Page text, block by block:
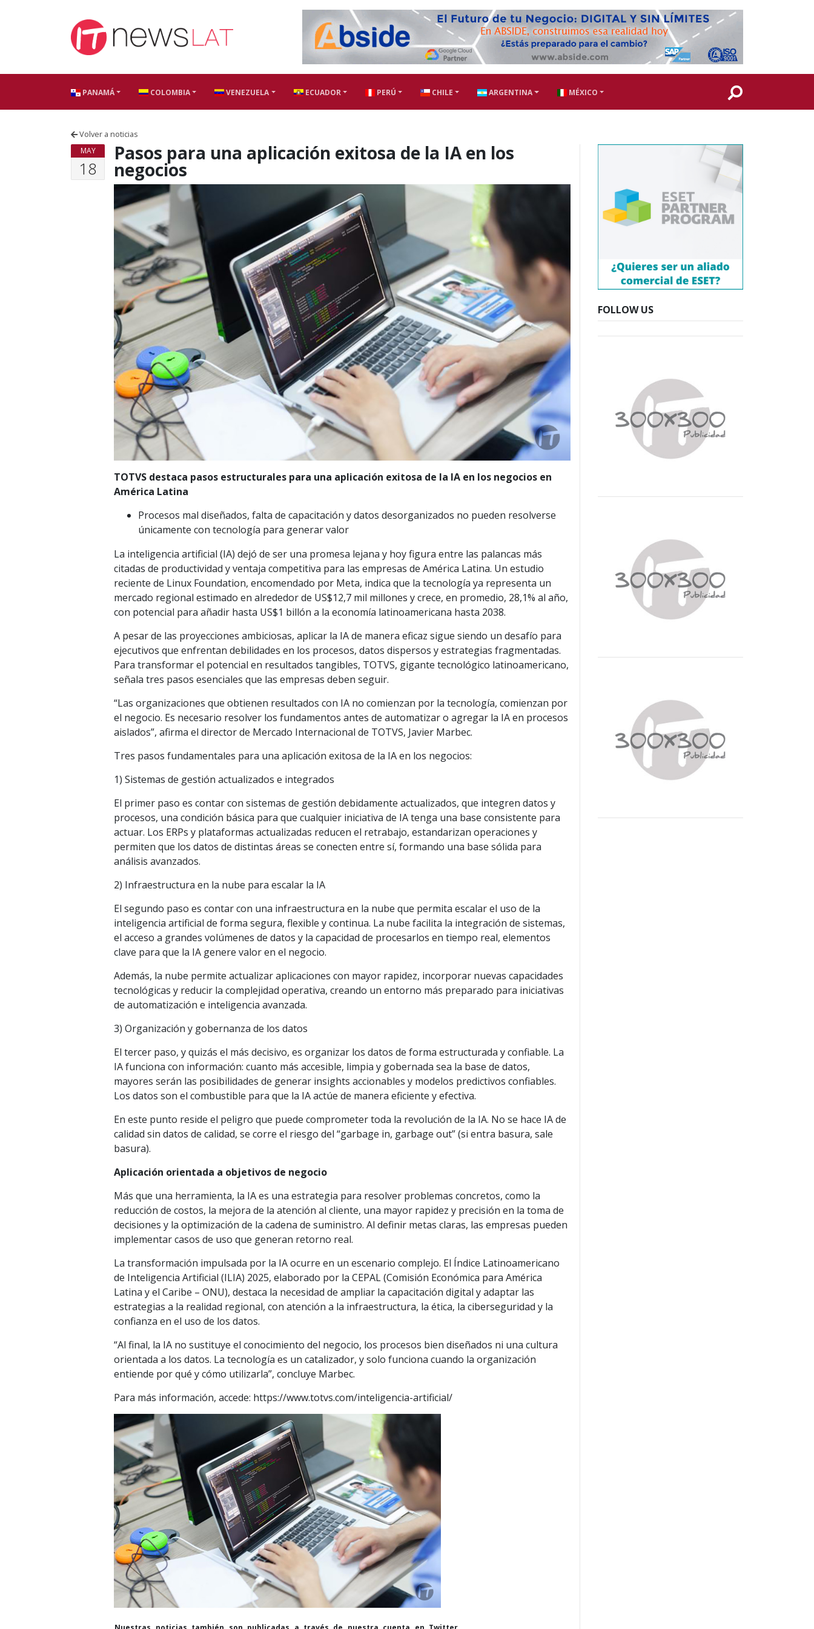
PANAMÁ COLOMBIA VENEZUELA ECUADOR PERÚ CHILE ARGENTINA MÉXICO
Volver a noticias
MAY
18
Pasos para una aplicación exitosa de la IA en los
negocios
TOTVS destaca pasos estructurales para una aplicación exitosa de la IA en los negocios en
América Latina
Procesos mal diseñados, falta de capacitación y datos desorganizados no pueden resolverse
únicamente con tecnología para generar valor
La inteligencia artificial (IA) dejó de ser una promesa lejana y hoy figura entre las palancas más
citadas de productividad y ventaja competitiva para las empresas de América Latina. Un estudio
reciente de Linux Foundation, encomendado por Meta, indica que la tecnología ya representa un
mercado regional estimado en alrededor de US$12,7 mil millones y crece, en promedio, 28,1% al año,
con potencial para añadir hasta US$1 billón a la economía latinoamericana hasta 2038.
A pesar de las proyecciones ambiciosas, aplicar la IA de manera eficaz sigue siendo un desafío para
ejecutivos que enfrentan debilidades en los procesos, datos dispersos y estrategias fragmentadas.
Para transformar el potencial en resultados tangibles, TOTVS, gigante tecnológico latinoamericano,
señala tres pasos esenciales que las empresas deben seguir.
“Las organizaciones que obtienen resultados con IA no comienzan por la tecnología, comienzan por
el negocio. Es necesario resolver los fundamentos antes de automatizar o agregar la IA en procesos
aislados”, afirma el director de Mercado Internacional de TOTVS, Javier Marbec.
Tres pasos fundamentales para una aplicación exitosa de la IA en los negocios:
1) Sistemas de gestión actualizados e integrados
El primer paso es contar con sistemas de gestión debidamente actualizados, que integren datos y
procesos, una condición básica para que cualquier iniciativa de IA tenga una base consistente para
actuar. Los ERPs y plataformas actualizadas reducen el retrabajo, estandarizan operaciones y
permiten que los datos de distintas áreas se conecten entre sí, formando una base sólida para
análisis avanzados.
2) Infraestructura en la nube para escalar la IA
El segundo paso es contar con una infraestructura en la nube que permita escalar el uso de la
inteligencia artificial de forma segura, flexible y continua. La nube facilita la integración de sistemas,
el acceso a grandes volúmenes de datos y la capacidad de procesarlos en tiempo real, elementos
clave para que la IA genere valor en el negocio.
Además, la nube permite actualizar aplicaciones con mayor rapidez, incorporar nuevas capacidades
tecnológicas y reducir la complejidad operativa, creando un entorno más preparado para iniciativas
de automatización e inteligencia avanzada.
3) Organización y gobernanza de los datos
El tercer paso, y quizás el más decisivo, es organizar los datos de forma estructurada y confiable. La
IA funciona con información: cuanto más accesible, limpia y gobernada sea la base de datos,
mayores serán las posibilidades de generar insights accionables y modelos predictivos confiables.
Los datos son el combustible para que la IA actúe de manera eficiente y efectiva.
En este punto reside el peligro que puede comprometer toda la revolución de la IA. No se hace IA de
calidad sin datos de calidad, se corre el riesgo del “garbage in, garbage out” (si entra basura, sale
basura).
Aplicación orientada a objetivos de negocio
Más que una herramienta, la IA es una estrategia para resolver problemas concretos, como la
reducción de costos, la mejora de la atención al cliente, una mayor rapidez y precisión en la toma de
decisiones y la optimización de la cadena de suministro. Al definir metas claras, las empresas pueden
implementar casos de uso que generan retorno real.
La transformación impulsada por la IA ocurre en un escenario complejo. El Índice Latinoamericano
de Inteligencia Artificial (ILIA) 2025, elaborado por la CEPAL (Comisión Económica para América
Latina y el Caribe – ONU), destaca la necesidad de ampliar la capacitación digital y adaptar las
estrategias a la realidad regional, con atención a la infraestructura, la ética, la ciberseguridad y la
confianza en el uso de los datos.
“Al final, la IA no sustituye el conocimiento del negocio, los procesos bien diseñados ni una cultura
orientada a los datos. La tecnología es un catalizador, y solo funciona cuando la organización
entiende por qué y cómo utilizarla”, concluye Marbec.
Para más información, accede: https://www.totvs.com/inteligencia-artificial/
FOLLOW US